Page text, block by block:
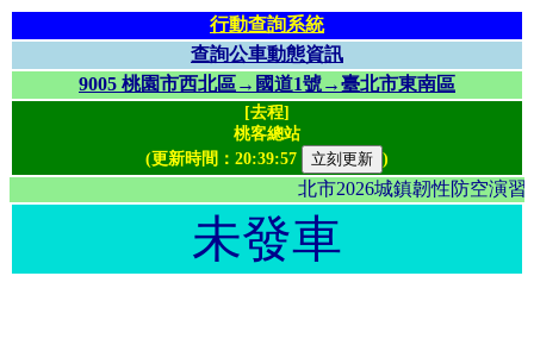
行動查詢系統
查詢公車動態資訊
9005 桃園市西北區→國道1號→臺北市東南區
[去程]
桃客總站
(更新時間： 20:39:57 )
北市2026城鎮韌性防空
未發車